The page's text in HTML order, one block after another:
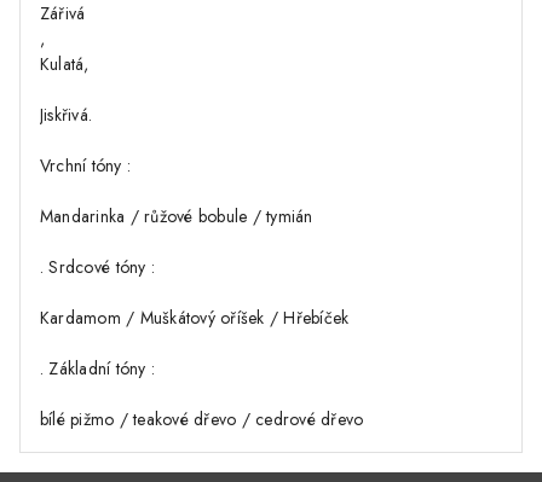
Zářivá
,
Kulatá,
Jiskřivá.
Vrchní tóny :
Mandarinka / růžové bobule / tymián
. Srdcové tóny :
Kardamom / Muškátový oříšek / Hřebíček
. Základní tóny :
bílé pižmo / teakové dřevo / cedrové dřevo